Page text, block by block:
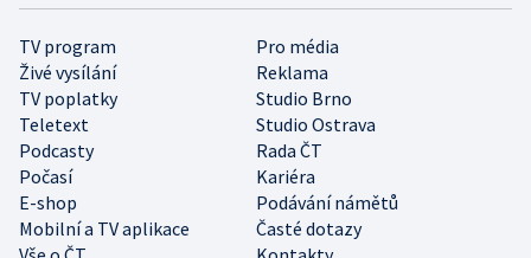
TV program
Pro média
Živé vysílání
Reklama
TV poplatky
Studio Brno
Teletext
Studio Ostrava
Podcasty
Rada ČT
Počasí
Kariéra
E-shop
Podávání námětů
Mobilní a TV aplikace
Časté dotazy